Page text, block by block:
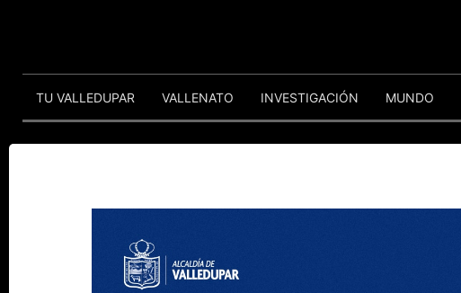
TU VALLEDUPAR VALLENATO INVESTIGACIÓN MUNDO